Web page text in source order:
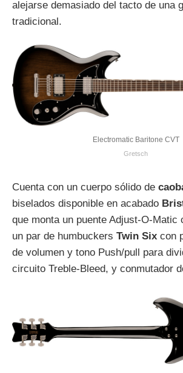
alejarse demasiado del tacto de una
tradicional.
Electromatic Baritone CVT
Gretsch
Cuenta con un cuerpo sólido de
biselados disponible en acabado
que monta un puente Adjust-O-Matic
un par de humbuckers Twin Six con
de volumen y tono Push/pull para
circuito Treble-Bleed, y conmutador